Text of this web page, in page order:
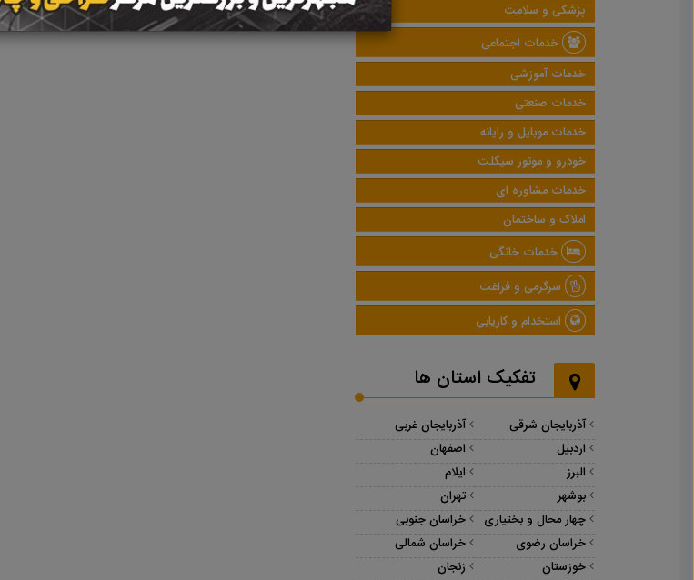
پزشکی و سلامت
خدمات اجتماعی
خدمات آموزشی
خدمات صنعتی
خدمات موبایل و رایانه
خودرو و موتور سیکلت
خدمات مشاوره ای
املاک و ساختمان
خدمات خانگی
سرگرمی و فراغت
استخدام و کاریابی
تفکیک استان ها
آذربایجان شرقی
آذربایجان غربی
اردبیل
اصفهان
البرز
ایلام
بوشهر
تهران
چهار محال و بختیاری
خراسان جنوبی
خراسان رضوی
خراسان شمالی
خوزستان
زنجان